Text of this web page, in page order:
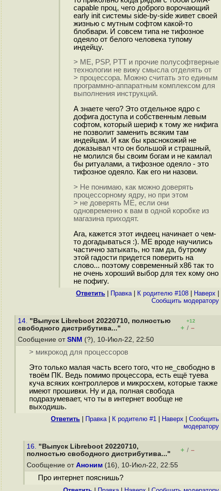
capable проц, чего доброго ворочающий
early init системы side-by-side живет своей
жизнью с мутным софтом какой-то
блобвари. И совсем типа не тифозное
одеяло от белого человека тупому
индейцу.
> ME, PSP, PTT и прочие полусофтверные
технологии не вижу смысла отделять от
> процессора. Можно считать это единым
программно-аппаратным комплексом для
выполнения инструкций.
А знаете чего? Это отдельное ядро с
дофига доступа и собственным левым
софтом, который шериф к тому же нифига
не позволит заменить всяким там
индейцам. И как бы краснокожий не
доказывал что он большой и страшный,
не молился бы своим богам и не камлал
бы ритуалами, а тифозное одеяло - это
тифозное одеяло. Как его ни назови.
> Не понимаю, как можно доверять
процессорному ядру, но при этом
> не доверять ME, если они
одновременно к вам в одной коробке из
магазина приходят.
Ага, кажется этот индеец начинает о чем-
то догадываться :). ME вроде научились
частично затыкать, но там да, бутрому
этой гадости придется поверить на
слово... поэтому современный x86 так то
не очень хороший выбор для тех кому оно
не пофигу.
Ответить Правка| К родителю #108 Наверх
Cообщить модератору
14. "Выпуск Libreboot 20220710, полностью
свободного дистрибутива..."
+12
+ / –
Сообщение от SNM (?), 10-Июл-22, 22:50
> микрокод для процессоров
Это только малая часть всего того, что не_свободно в
твоём ПК. Ведь помимо процессора, есть ещё туева
куча всяких контроллеров и микросхем, которые также
имеют прошивки. Ну и да, полная свобода
подразумевает, что ты в интернет вообще не
выходишь.
Ответить Правка| К родителю #1 Наверх
Cообщить
модератору
16. "Выпуск Libreboot 20220710,
полностью свободного дистрибутива..."
+ / –
Сообщение от Аноним (16), 10-Июл-22, 22:55
Про интернет пояснишь?